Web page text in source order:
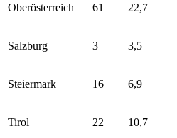
Oberösterreich 61 22,7
Salzburg 3 3,5
Steiermark 16 6,9
Tirol 22 10,7